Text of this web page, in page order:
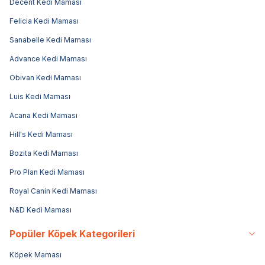
Decent Kedi Maması
Felicia Kedi Maması
Sanabelle Kedi Maması
Advance Kedi Maması
Obivan Kedi Maması
Luis Kedi Maması
Acana Kedi Maması
Hill's Kedi Maması
Bozita Kedi Maması
Pro Plan Kedi Maması
Royal Canin Kedi Maması
N&D Kedi Maması
Popüler Köpek Kategorileri
Köpek Maması